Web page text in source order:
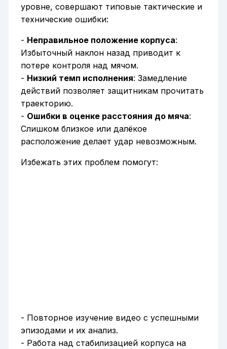
уровне, совершают типовые тактические и
технические ошибки:
- Неправильное положение корпуса:
Избыточный наклон назад приводит к
потере контроля над мячом.
- Низкий темп исполнения: Замедление
действий позволяет защитникам прочитать
траекторию.
- Ошибки в оценке расстояния до мяча:
Слишком близкое или далёкое
расположение делает удар невозможным.
Избежать этих проблем помогут:
- Повторное изучение видео с успешными
эпизодами и их анализ.
- Работа над стабилизацией корпуса на